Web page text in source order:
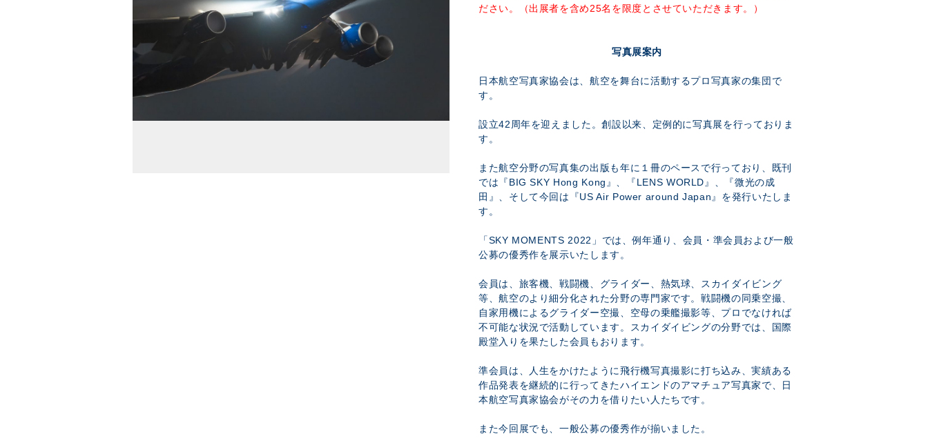
ださい。（出展者を含め25名を限度とさせていただきます。）
写真展案内
日本航空写真家協会は、航空を舞台に活動するプロ写真家の集団で
す。
設立42周年を迎えました。創設以来、定例的に写真展を行っておりま
す。
また航空分野の写真集の出版も年に１冊のペースで行っており、既刊
では『BIG SKY Hong Kong』、『LENS WORLD』、『微光の成
田』、そして今回は『US Air Power around Japan』を発行いたしま
す。
「SKY MOMENTS 2022」では、例年通り、会員・準会員および一般
公募の優秀作を展示いたします。
会員は、旅客機、戦闘機、グライダー、熱気球、スカイダイビング
等、航空のより細分化された分野の専門家です。戦闘機の同乗空撮、
自家用機によるグライダー空撮、空母の乗艦撮影等、プロでなければ
不可能な状況で活動しています。スカイダイビングの分野では、国際
殿堂入りを果たした会員もおります。
準会員は、人生をかけたように飛行機写真撮影に打ち込み、実績ある
作品発表を継続的に行ってきたハイエンドのアマチュア写真家で、日
本航空写真家協会がその力を借りたい人たちです。
また今回展でも、一般公募の優秀作が揃いました。